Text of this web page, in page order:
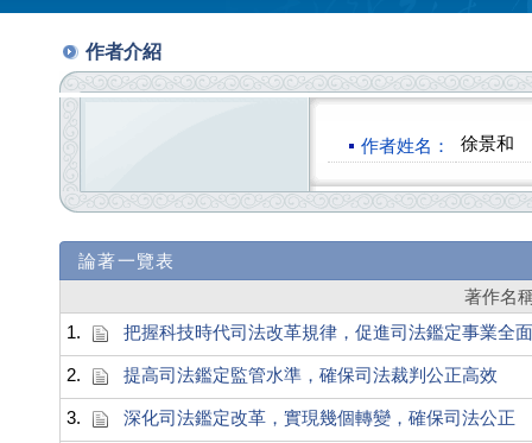
作者介紹
作者姓名： 徐景和
論著一覽表
著作名
1.
把握科技時代司法改革規律，促進司法鑑定事業全
2. 提高司法鑑定監管水準，確保司法裁判公正高效
3. 深化司法鑑定改革，實現幾個轉變，確保司法公正